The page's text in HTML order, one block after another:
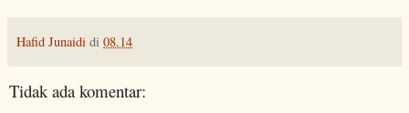
Hafid Junaidi di 08.14
Tidak ada komentar: